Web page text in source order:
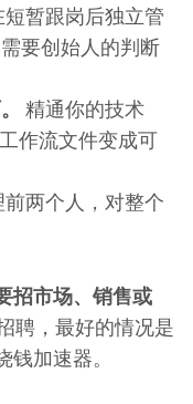
暂跟岗后独立管
要创始人的判断
精通你的技术
作流文件变成可
两个人，对整个
招市场、销售或
聘，最好的情况是
加速器。